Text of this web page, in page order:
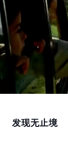
发现无止境